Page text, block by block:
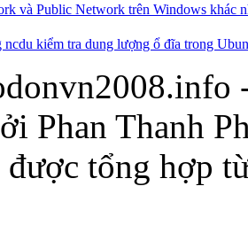
và Public Network trên Windows khác
ncdu kiểm tra dung lượng ổ đĩa trong
Phan Thanh
tổng hợp